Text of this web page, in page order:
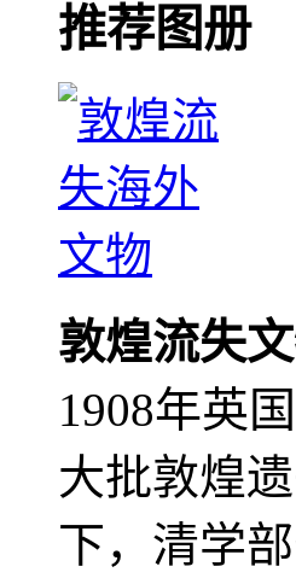
推荐图册
敦煌流失
1908年英
大批敦煌
下，清学